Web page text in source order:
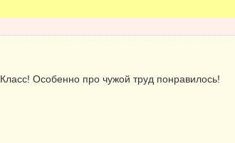
Класс! Особенно про чужой труд понравилось!